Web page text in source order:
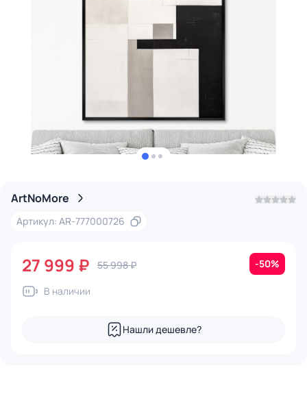
ArtNoMore
Артикул: AR-777000726
27 999 ₽ 55 998 ₽ -50%
В наличии
Нашли дешевле?